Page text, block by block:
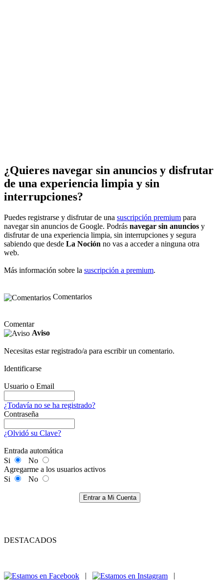
¿Quieres navegar sin anuncios y disfrutar
de una experiencia limpia y sin
interrupciones?
Puedes registrarse y disfrutar de una suscripción premium para
navegar sin anuncios de Google. Podrás navegar sin anuncios y
disfrutar de una experiencia limpia, sin interrupciones y segura
sabiendo que desde La Noción no vas a acceder a ninguna otra
web.
Más información sobre la suscripción a premium.
Comentarios
Comentar
Aviso
Necesitas estar registrado/a para escribir un comentario.
Identificarse
Usuario o Email
¿Todavía no se ha registrado?
Contraseña
¿Olvidó su Clave?
Entrada automática
Si
No
Agregarme a los usuarios activos
Si
No
Entrar a Mi Cuenta
DESTACADOS
|
|